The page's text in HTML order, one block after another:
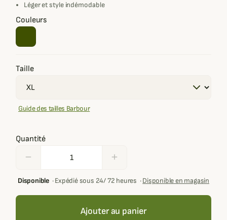
Léger et style indémodable
Couleurs
Taille
Guide des tailles Barbour
Quantité
remove add
Disponible·Expédié sous 24/ 72 heures ·Disponible en magasin
Ajouter au panier